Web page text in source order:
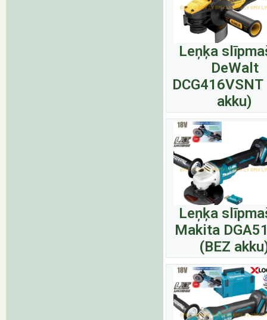
Leņķa
DeWalt
DCG416VSNT
akku)
Leņķa
Makita
(BEZ